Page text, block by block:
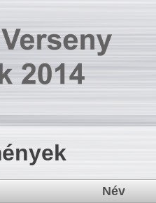
Név